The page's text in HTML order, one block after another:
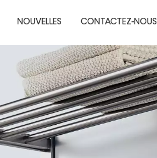
NOUVELLES CONTACTEZ-NOUS